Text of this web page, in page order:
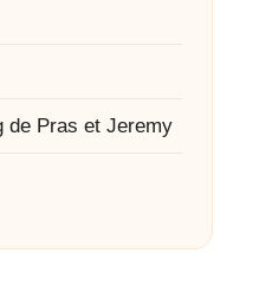
de Pras et Jeremy